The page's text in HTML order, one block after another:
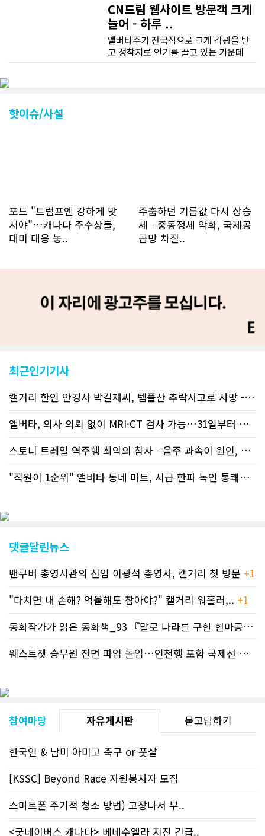
CN드림 웹사이트 방문객 크게
늘어 - 하루 ..
앨버타주가 전국적으로 크게 각광을 받
고 정착지로 인기를 끌고 있는 가운데
에는 크게 늘어 하루 평균 11명에 달해
60% 증가했는데 (년간 4천명) 신규 가
입자의 절반 정도는 타주에서 이주를 검
토하고 있거나 갓 이주한 회원들로 나타
교민 언론사보다 그 정확도와 신속성에
서 앞선 것으로 평가된다. 그 동안 본지
웹사이트에서는 인쇄매체를 고려해 기사
등재가 지연되곤 했으나 동포사회의 뜨
거운 호응에 발맞추기 위해 최근에는 최
캐나다 전국 뉴스와 앨버타주 지역 최신
뉴스를 열람할 수 있게 됐다. 아울러 본
지는 뜨거운 성원에 보답고저 최근 웹 사
이트 전면 교체작업을 진행하고 있다. 시
각적으로 세련된 디자인을 선보일 예정
인데, 먼저 이달 중에 웹 첫 화면 디자인
디자인을 좀더 세련되고 편리하게 바꾸
핫이슈/사설
포드 "트럼프엔 강하게 맞
서야"…캐나다 주수상들,
대미 대응 놓..
주춤하던 기름값 다시 상승
세 - 중동정세 악화, 국제공
급망 차질..
최근인기기사
캘거리 한인 안경사 박길재씨, 템플산 추락사고로 사망 - 헬기 구조..
앨버타, 의사 의뢰 없이 MRI·CT 검사 가능…31일부터 자비 부..
스토니 트레일 역주행 최악의 참사 - 음주 과속이 원인, 4명 사망..
"직원이 1순위" 앨버타 동네 마트, 시급 한파 녹인 통쾌한 반란 ..
댓글달린뉴스
밴쿠버 총영사관의 신임 이광석 총영사, 캘거리 첫 방문 +1
"다치면 내 손해? 억울해도 참아야?" 캘거리 워홀러,.. +1
동화작가가 읽은 동화책_93 『말로 나라를 구한 헌마공..+2
웨스트젯 승무원 전면 파업 돌입…인천행 포함 국제선 줄..
참여마당 자유게시판 묻고답하기
한국인 & 남미 아미고 축구 or 풋살
[KSSC] Beyond Race 자원봉사자 모집
스마트폰 주기적 청소 방법) 고장나서 부..
<굿네이버스 캐나다> 베네수엘라 지진 긴급..